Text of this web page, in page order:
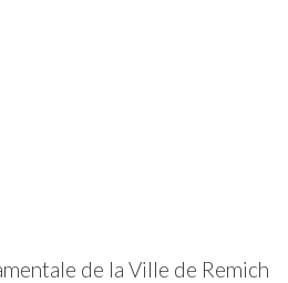
de la Ville de Remich